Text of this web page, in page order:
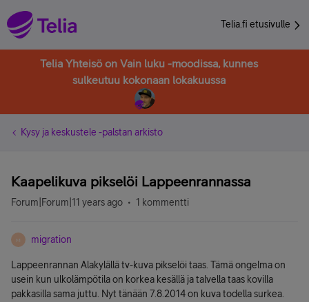
Telia.fi etusivulle
Telia Yhteisö on Vain luku -moodissa, kunnes
sulkeutuu kokonaan lokakuussa
Kysy ja keskustele -palstan arkisto
Kaapelikuva pikselöi Lappeenrannassa
Forum|Forum|11 years ago 1 kommentti
M migration
Lappeenrannan Alakylällä tv-kuva pikselöi taas. Tämä ongelma on
usein kun ulkolämpötila on korkea kesällä ja talvella taas kovilla
pakkasilla sama juttu. Nyt tänään 7.8.2014 on kuva todella surkea.